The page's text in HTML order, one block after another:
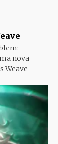
nova
Weave